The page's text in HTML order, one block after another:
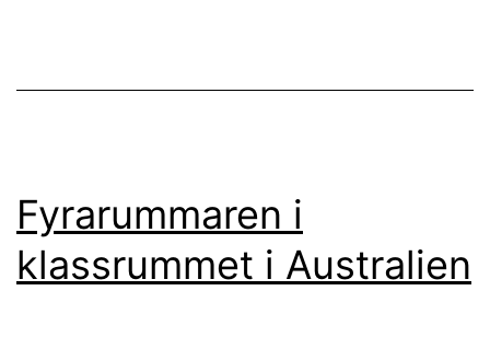
School
Fyrarummaren i
klassrummet i Australien